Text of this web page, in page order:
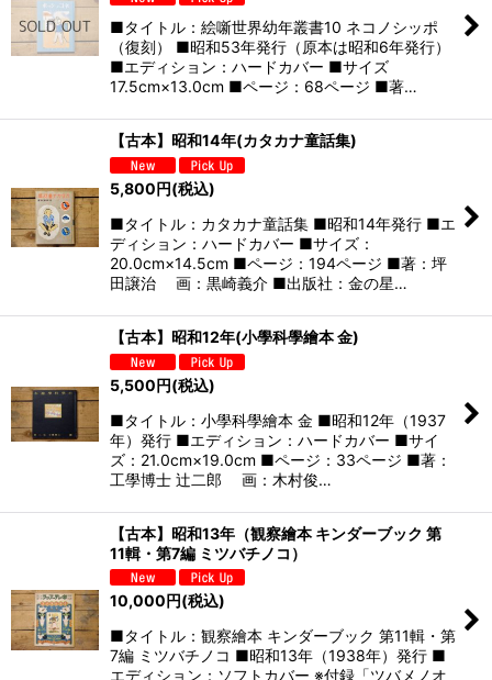
■タイトル：絵噺世界幼年叢書10 ネコノシッポ
（復刻） ■昭和53年発行（原本は昭和6年発行）
■エディション：ハードカバー ■サイズ
17.5cm×13.0cm ■ページ：68ページ ■著…
【古本】昭和14年(カタカナ童話集)
5,800円(税込)
■タイトル：カタカナ童話集 ■昭和14年発行 ■エ
ディション：ハードカバー ■サイズ：
20.0cm×14.5cm ■ページ：194ページ ■著：坪
田譲治 画：黒崎義介 ■出版社：金の星…
【古本】昭和12年(小學科學繪本 金)
5,500円(税込)
■タイトル：小學科學繪本 金 ■昭和12年（1937
年）発行 ■エディション：ハードカバー ■サイ
ズ：21.0cm×19.0cm ■ページ：33ページ ■著：
工學博士 辻二郎 画：木村俊…
【古本】昭和13年（観察繪本 キンダーブック 第
11輯・第7編 ミツバチノコ）
10,000円(税込)
■タイトル：観察繪本 キンダーブック 第11輯・第
7編 ミツバチノコ ■昭和13年（1938年）発行 ■
エディション：ソフトカバー ※付録「ツバメノオ